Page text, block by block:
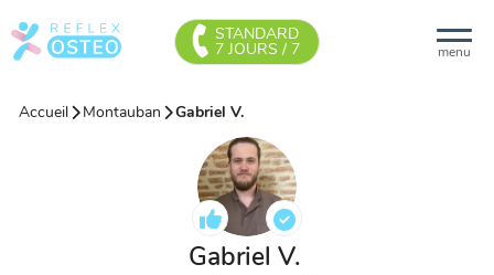
menu
STANDARD
7 JOURS / 7
Accueil Montauban Gabriel V.
Gabriel V.